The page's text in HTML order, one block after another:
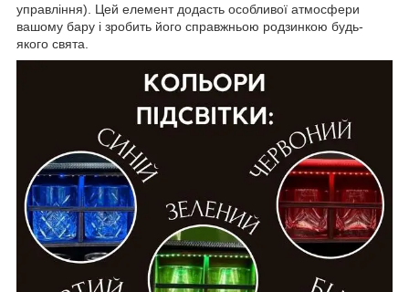
управління). Цей елемент додасть особливої ​​атмосфери
вашому бару і зробить його справжньою родзинкою будь-
якого свята.